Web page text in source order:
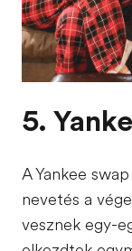
5.
A Yankee
nevetés a
vesznek egy-